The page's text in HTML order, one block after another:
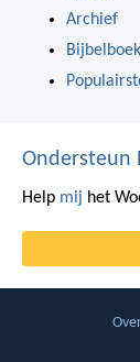
Archief
Ondersteun
Help mij het